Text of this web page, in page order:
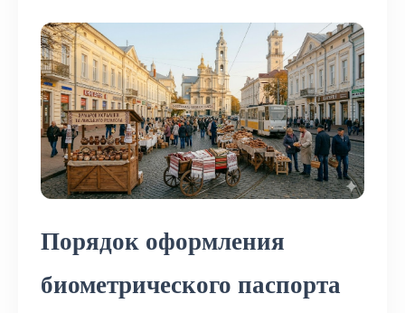
Порядок оформления
биометрического паспорта